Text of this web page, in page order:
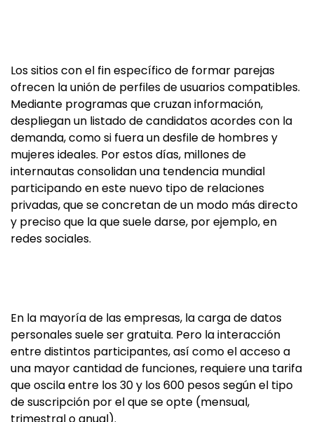
Los sitios con el fin específico de formar parejas
ofrecen la unión de perfiles de usuarios compatibles.
Mediante programas que cruzan información,
despliegan un listado de candidatos acordes con la
demanda, como si fuera un desfile de hombres y
mujeres ideales. Por estos días, millones de
internautas consolidan una tendencia mundial
participando en este nuevo tipo de relaciones
privadas, que se concretan de un modo más directo
y preciso que la que suele darse, por ejemplo, en
redes sociales.
En la mayoría de las empresas, la carga de datos
personales suele ser gratuita. Pero la interacción
entre distintos participantes, así como el acceso a
una mayor cantidad de funciones, requiere una tarifa
que oscila entre los 30 y los 600 pesos según el tipo
de suscripción por el que se opte (mensual,